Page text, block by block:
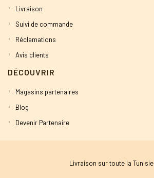
Livraison
Suivi de commande
Réclamations
Avis clients
DÉCOUVRIR
Magasins partenaires
Blog
Devenir Partenaire
Livraison sur toute la Tunisie